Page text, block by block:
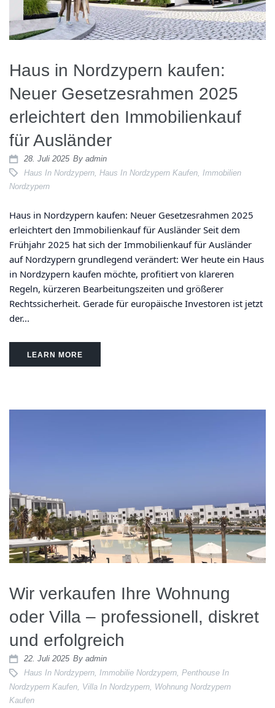
Haus in Nordzypern kaufen:
Neuer Gesetzesrahmen 2025
erleichtert den Immobilienkauf
für Ausländer
28. Juli 2025 By admin
Haus In Nordzypern Haus In Nordzypern Kaufen Immobilien
Nordzypern
Haus in Nordzypern kaufen: Neuer Gesetzesrahmen 2025
erleichtert den Immobilienkauf für Ausländer Seit dem
Frühjahr 2025 hat sich der Immobilienkauf für Ausländer
auf Nordzypern grundlegend verändert: Wer heute ein Haus
in Nordzypern kaufen möchte, profitiert von klareren
Regeln, kürzeren Bearbeitungszeiten und größerer
Rechtssicherheit. Gerade für europäische Investoren ist jetzt
der...
LEARN MORE
Wir verkaufen Ihre Wohnung
oder Villa – professionell, diskret
und erfolgreich
22. Juli 2025 By admin
Haus In Nordzypern, Immobilie Nordzypern, Penthouse In
Nordzypern Kaufen Villa In Nordzypern Wohnung Nordzypern
Kaufen